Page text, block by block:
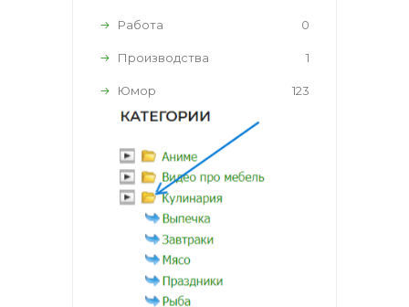
Работа 0
Производства 1
Юмор 123